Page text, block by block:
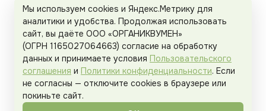
Рекламодателям Политика конфиденциальности
Пользовательское соглашение
Organicwoman.ru . Все права защищены.
Мы используем cookies и Яндекс.Метрику для
аналитики и удобства. Продолжая использовать
сайт, вы даёте ООО «ОРГАНИКВУМЕН»
(ОГРН 1165027064663) согласие на обработку
данных и принимаете условия Пользовательского
соглашения и Политики конфиденциальности. Если
не согласны — отключите cookies в браузере или
покиньте сайт.